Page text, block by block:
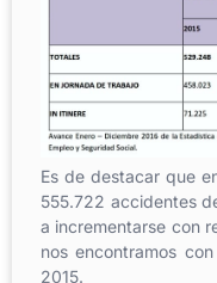
Es de destacar que
555.722 accidentes
a incrementarse con
nos encontramos
2015.